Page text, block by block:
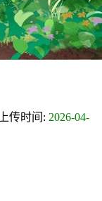
上传时间: 2026-04-